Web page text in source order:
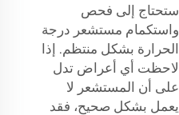
ستحتاج إلى فحص
واستكمام مستشعر درجة
الحرارة بشكل منتظم. إذا
لاحظت أي أعراض تدل
على أن المستشعر لا
يعمل بشكل صحيح، فقد